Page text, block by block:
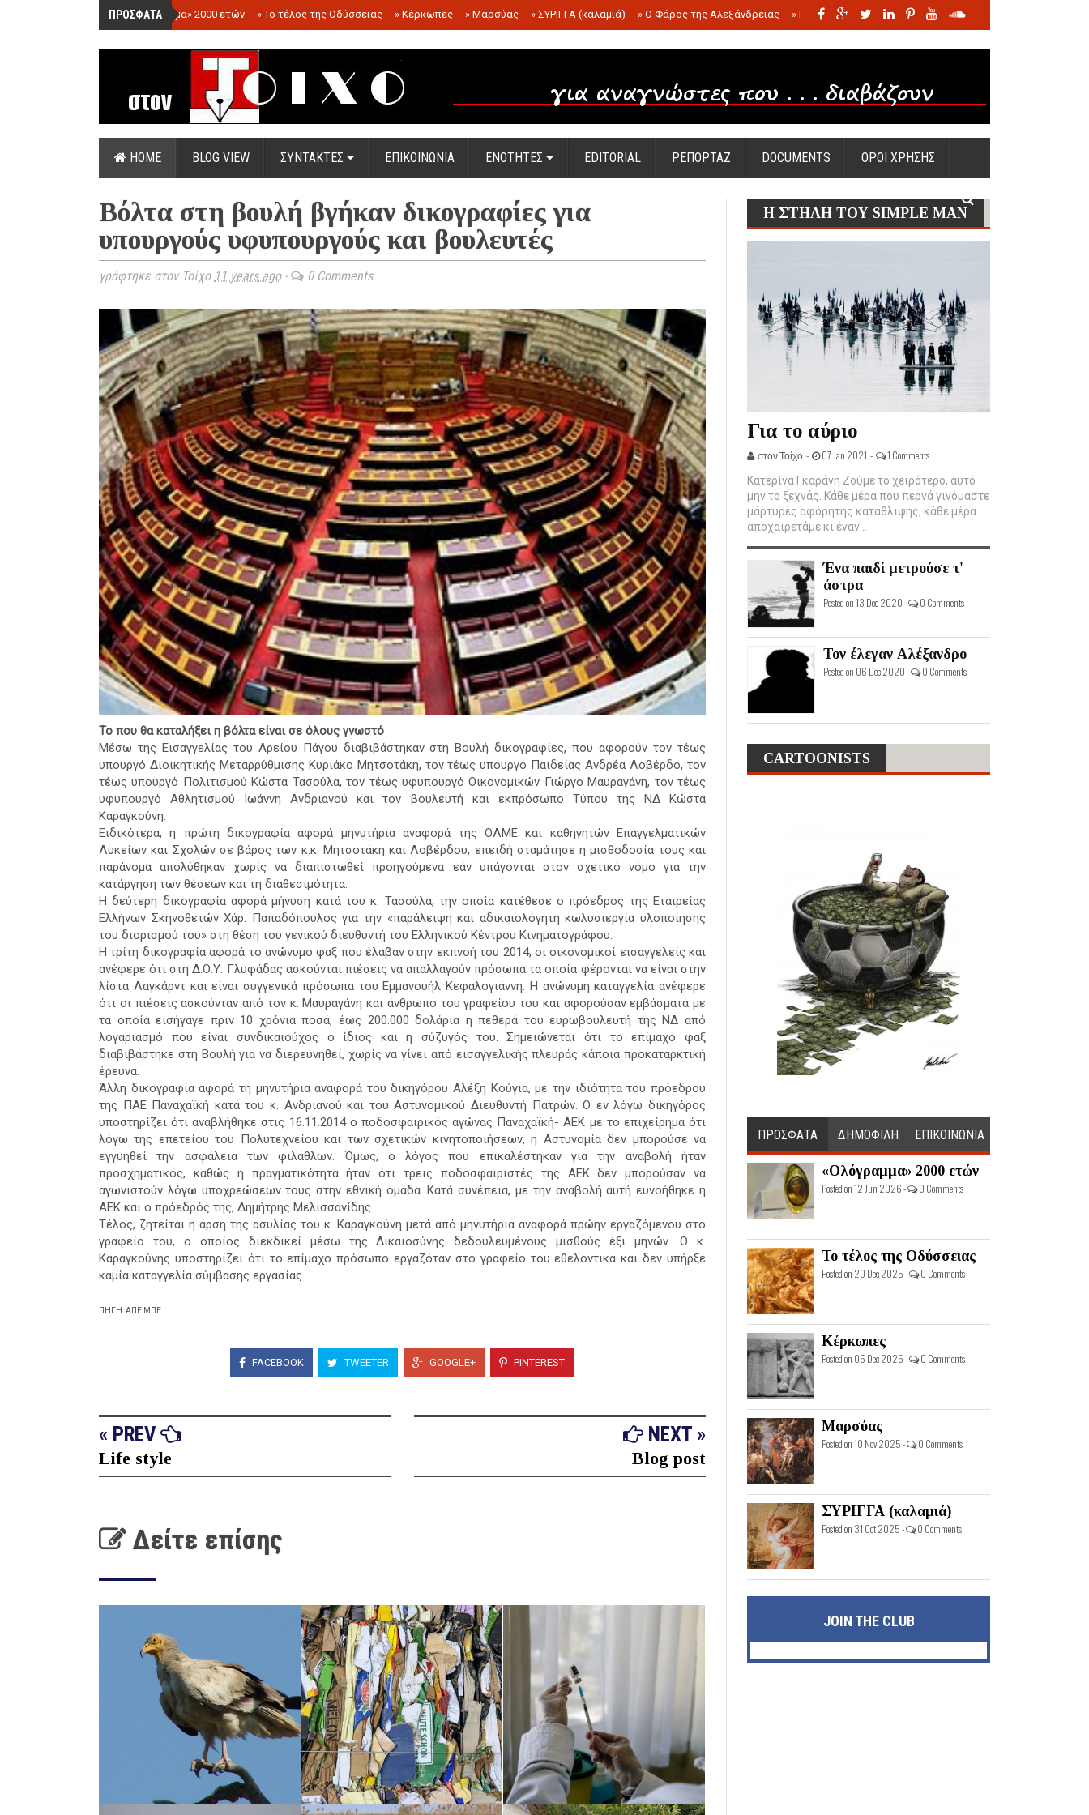
ΠΡΟΣΦΑΤΑ
»«Ολόγραμμα» 2000 ετών »Το τέλος της Οδύσσειας » Κέρκωπες » Μαρσύας » ΣΥΡΙΓΓΑ (καλαμιά) » Ο Φάρος της Αλεξάνδρειας » Η σφαγή των νηπίων της Σάντας
.
HOME BLOG VIEW ΣΥΝΤΑΚΤΕΣ ΕΠΙΚΟΙΝΩΝΙΑ ΕΝΟΤΗΤΕΣ EDITORIAL ΡΕΠΟΡΤΑΖ DOCUMENTS ΟΡΟΙ ΧΡΗΣΗΣ
Βόλτα στη βουλή βγήκαν δικογραφίες για
υπουργούς υφυπουργούς και βουλευτές
γράφτηκε στον Τοίχο 11 years ago- 0 Comments
Το που θα καταλήξει η βόλτα είναι σε όλους γνωστό
Μέσω της Εισαγγελίας του Αρείου Πάγου διαβιβάστηκαν στη Βουλή δικογραφίες, που αφορούν τον τέως
υπουργό Διοικητικής Μεταρρύθμισης Κυριάκο Μητσοτάκη, τον τέως υπουργό Παιδείας Ανδρέα Λοβέρδο, τον
τέως υπουργό Πολιτισμού Κώστα Τασούλα, τον τέως υφυπουργό Οικονομικών Γιώργο Μαυραγάνη, τον τέως
υφυπουργό Αθλητισμού Ιωάννη Ανδριανού και τον βουλευτή και εκπρόσωπο Τύπου της ΝΔ Κώστα
Καραγκούνη.
Ειδικότερα, η πρώτη δικογραφία αφορά μηνυτήρια αναφορά της ΟΛΜΕ και καθηγητών Επαγγελματικών
Λυκείων και Σχολών σε βάρος των κ.κ. Μητσοτάκη και Λοβέρδου, επειδή σταμάτησε η μισθοδοσία τους και
παράνομα απολύθηκαν χωρίς να διαπιστωθεί προηγούμενα εάν υπάγονται στον σχετικό νόμο για την
κατάργηση των θέσεων και τη διαθεσιμότητα.
Η δεύτερη δικογραφία αφορά μήνυση κατά του κ. Τασούλα, την οποία κατέθεσε ο πρόεδρος της Εταιρείας
Ελλήνων Σκηνοθετών Χάρ. Παπαδόπουλος για την «παράλειψη και αδικαιολόγητη κωλυσιεργία υλοποίησης
του διορισμού του» στη θέση του γενικού διευθυντή του Ελληνικού Κέντρου Κινηματογράφου.
Η τρίτη δικογραφία αφορά το ανώνυμο φαξ που έλαβαν στην εκπνοή του 2014, οι οικονομικοί εισαγγελείς και
ανέφερε ότι στη Δ.Ο.Υ. Γλυφάδας ασκούνται πιέσεις να απαλλαγούν πρόσωπα τα οποία φέρονται να είναι στην
λίστα Λαγκάρντ και είναι συγγενικά πρόσωπα του Εμμανουήλ Κεφαλογιάννη. Η ανώνυμη καταγγελία ανέφερε
ότι οι πιέσεις ασκούνταν από τον κ. Μαυραγάνη και άνθρωπο του γραφείου του και αφορούσαν εμβάσματα με
τα οποία εισήγαγε πριν 10 χρόνια ποσά, έως 200.000 δολάρια η πεθερά του ευρωβουλευτή της ΝΔ από
λογαριασμό που είναι συνδικαιούχος ο ίδιος και η σύζυγός του. Σημειώνεται ότι το επίμαχο φαξ
διαβιβάστηκε στη Βουλή για να διερευνηθεί, χωρίς να γίνει από εισαγγελικής πλευράς κάποια προκαταρκτική
έρευνα.
Άλλη δικογραφία αφορά τη μηνυτήρια αναφορά του δικηγόρου Αλέξη Κούγια, με την ιδιότητα του πρόεδρου
της ΠΑΕ Παναχαϊκή κατά του κ. Ανδριανού και του Αστυνομικού Διευθυντή Πατρών. Ο εν λόγω δικηγόρος
υποστηρίζει ότι αναβλήθηκε στις 16.11.2014 ο ποδοσφαιρικός αγώνας Παναχαϊκή- ΑΕΚ με το επιχείρημα ότι
λόγω της επετείου του Πολυτεχνείου και των σχετικών κινητοποιήσεων, η Αστυνομία δεν μπορούσε να
εγγυηθεί την ασφάλεια των φιλάθλων. Όμως, ο λόγος που επικαλέστηκαν για την αναβολή ήταν
προσχηματικός, καθώς η πραγματικότητα ήταν ότι τρεις ποδοσφαιριστές της ΑΕΚ δεν μπορούσαν να
αγωνιστούν λόγω υποχρεώσεων τους στην εθνική ομάδα. Κατά συνέπεια, με την αναβολή αυτή ευνοήθηκε η
ΑΕΚ και ο πρόεδρός της, Δημήτρης Μελισσανίδης.
Τέλος, ζητείται η άρση της ασυλίας του κ. Καραγκούνη μετά από μηνυτήρια αναφορά πρώην εργαζόμενου στο
γραφείο του, ο οποίος διεκδικεί μέσω της Δικαιοσύνης δεδουλευμένους μισθούς έξι μηνών. Ο κ.
Καραγκούνης υποστηρίζει ότι το επίμαχο πρόσωπο εργαζόταν στο γραφείο του εθελοντικά και δεν υπήρξε
καμία καταγγελία σύμβασης εργασίας.
ΠΗΓΗ: ΑΠΕ ΜΠΕ
FACEBOOK TWEETER GOOGLE+ PINTEREST
« PREV
Life style
NEXT »
Blog post
Δείτε επίσης
Η ΣΤΗΛΗ ΤΟΥ SIMPLE MAN
Για το αύριο
στον Τοίχο - 07 Jan 2021 - 1 Comments
Κατερίνα Γκαράνη Ζούμε το χειρότερο, αυτό
μην το ξεχνάς. Κάθε μέρα που περνά γινόμαστε
μάρτυρες αφόρητης κατάθλιψης, κάθε μέρα
αποχαιρετάμε κι έναν...
Ένα παιδί μετρούσε τ'
άστρα
Posted on 13 Dec 2020 - 0 Comments
Τον έλεγαν Αλέξανδρο
Posted on 06 Dec 2020 - 0 Comments
CARTOONISTS
ΠΡΟΣΦΑΤΑ ΔΗΜΟΦΙΛΗ ΕΠΙΚΟΙΝΩΝΙΑ
«Ολόγραμμα» 2000 ετών
Posted on 12 Jun 2026 - 0 Comments
Το τέλος της Οδύσσειας
Posted on 20 Dec 2025 - 0 Comments
Κέρκωπες
Posted on 05 Dec 2025 - 0 Comments
Μαρσύας
Posted on 10 Nov 2025 - 0 Comments
ΣΥΡΙΓΓΑ (καλαμιά)
Posted on 31 Oct 2025 - 0 Comments
JOIN THE CLUB